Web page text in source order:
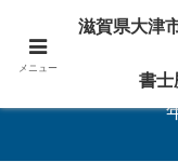
滋賀県大津市の
メニュー
滋賀県大津
書士